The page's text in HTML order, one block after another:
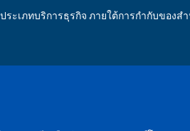
ะเภทบริการธุรกิจ ภายใต้การกำกับขอ